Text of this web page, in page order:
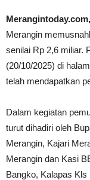
Merangin
senilai Rp 2,6 miliar.
(20/10/2025) di
telah mendapatkan
Dalam kegiatan
turut dihadiri oleh
Merangin, Kajari
Merangin dan Kasi
Bangko, Kalapas